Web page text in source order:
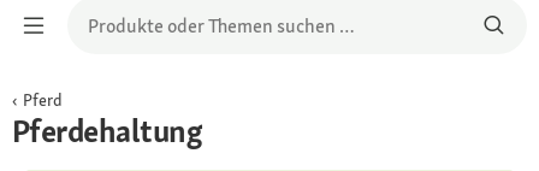
Pferd
Pferdehaltung